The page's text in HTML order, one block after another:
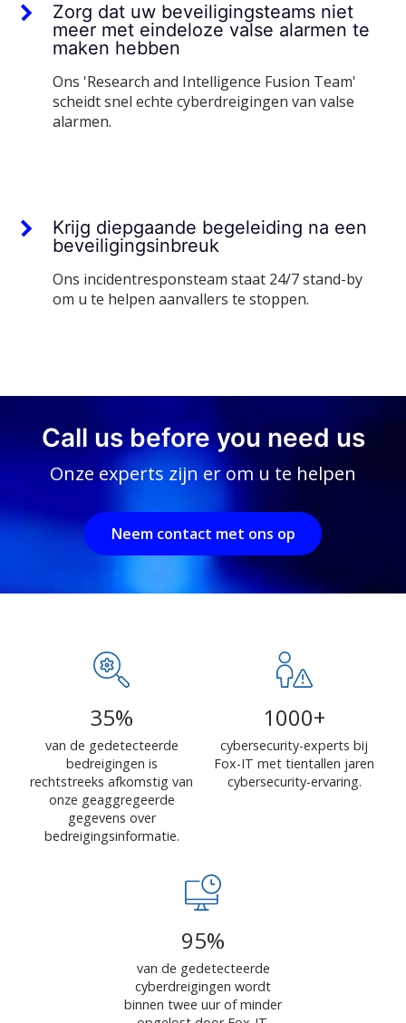
Zorg dat uw beveiligingsteams niet
meer met eindeloze valse alarmen te
maken hebben
Ons 'Research and Intelligence Fusion Team'
scheidt snel echte cyberdreigingen van valse
alarmen.
Krijg diepgaande begeleiding na een
beveiligingsinbreuk
Ons incidentresponsteam staat 24/7 stand-by
om u te helpen aanvallers te stoppen.
Call us before you need us
Onze experts zijn er om u te helpen
Neem contact met ons op
35%
van de gedetecteerde
bedreigingen is
rechtstreeks afkomstig van
onze geaggregeerde
gegevens over
bedreigingsinformatie.
1000+
cybersecurity-experts bij
Fox-IT met tientallen jaren
cybersecurity-ervaring.
95%
van de gedetecteerde
cyberdreigingen wordt
binnen twee uur of minder